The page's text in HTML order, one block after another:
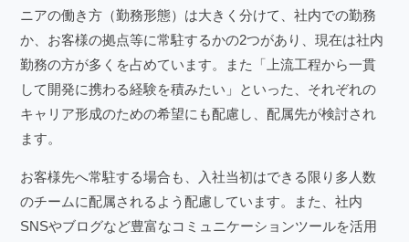
ニアの働き方（勤務形態）は大きく分けて、社内での勤務
か、お客様の拠点等に常駐するかの2つがあり、現在は社内
勤務の方が多くを占めています。また「上流工程から一貫
して開発に携わる経験を積みたい」といった、それぞれの
キャリア形成のための希望にも配慮し、配属先が検討され
ます。
お客様先へ常駐する場合も、入社当初はできる限り多人数
のチームに配属されるよう配慮しています。また、社内
SNSやブログなど豊富なコミュニケーションツールを活用